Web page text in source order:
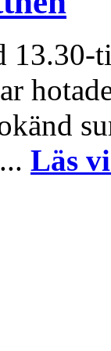
Läs